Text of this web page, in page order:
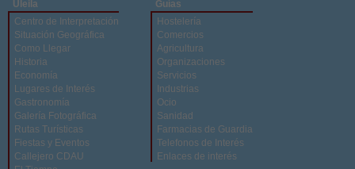
Uleila
Centro de Interpretación
Situación Geográfica
Como Llegar
Historia
Economía
Lugares de Interés
Gastronomía
Galería Fotográfica
Rutas Turísticas
Fiestas y Eventos
Callejero CDAU
Guías
Hostelería
Comercios
Agricultura
Organizaciones
Servicios
Industrias
Ocio
Sanidad
Farmacias de Guardia
Telefonos de Interés
Enlaces de interés